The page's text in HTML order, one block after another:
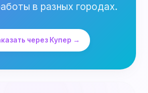
в разных городах.
через Купер →